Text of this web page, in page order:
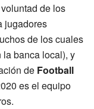
de los
jugadores
de los cuales
banca local), y
de Football
es el equipo